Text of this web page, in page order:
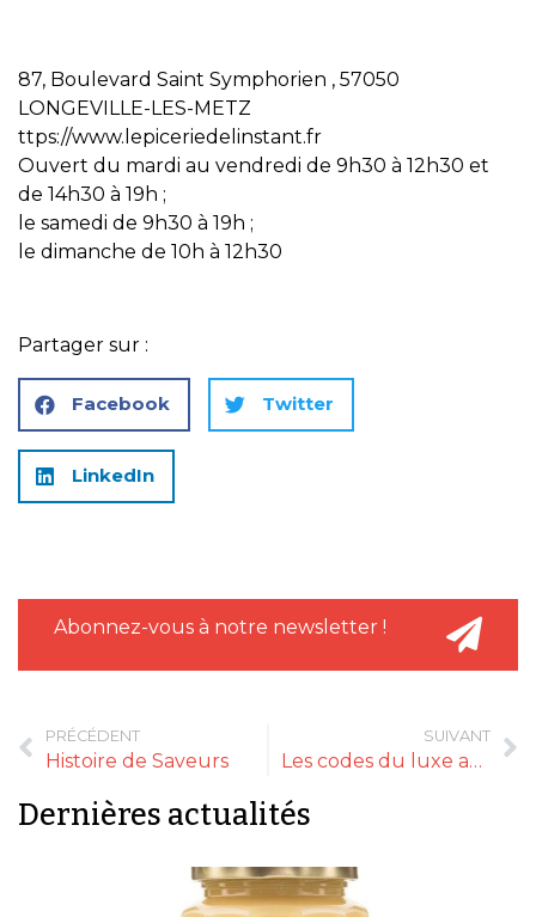
87, Boulevard Saint Symphorien , 57050
LONGEVILLE-LES-METZ
ttps://www.lepiceriedelinstant.fr
Ouvert du mardi au vendredi de 9h30 à 12h30 et
de 14h30 à 19h ;
le samedi de 9h30 à 19h ;
le dimanche de 10h à 12h30
Partager sur :
Facebook Twitter
LinkedIn
Abonnez-vous à notre newsletter !
PRÉCÉDENT
Histoire de Saveurs
SUIVANT
Les codes du luxe appliqués aux magasins alimentaires haut de gamme
Dernières actualités